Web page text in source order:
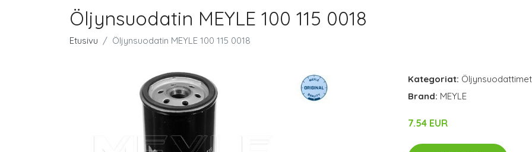
Öljynsuodatin MEYLE 100 115 0018
Etusivu Öljynsuodatin MEYLE 100 115 0018
Kategoriat: Öljynsuodattimet
Brand: MEYLE
7.54 EUR